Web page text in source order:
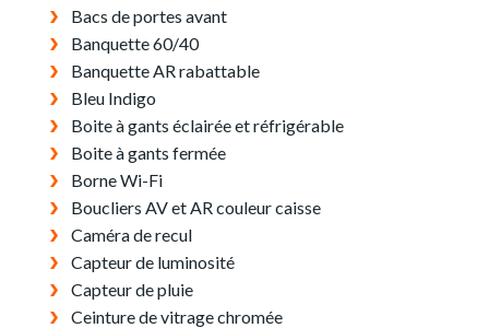
Bacs de portes avant
Banquette 60/40
Banquette AR rabattable
Bleu Indigo
Boite à gants éclairée et réfrigérable
Boite à gants fermée
Borne Wi-Fi
Boucliers AV et AR couleur caisse
Caméra de recul
Capteur de luminosité
Capteur de pluie
Ceinture de vitrage chromée